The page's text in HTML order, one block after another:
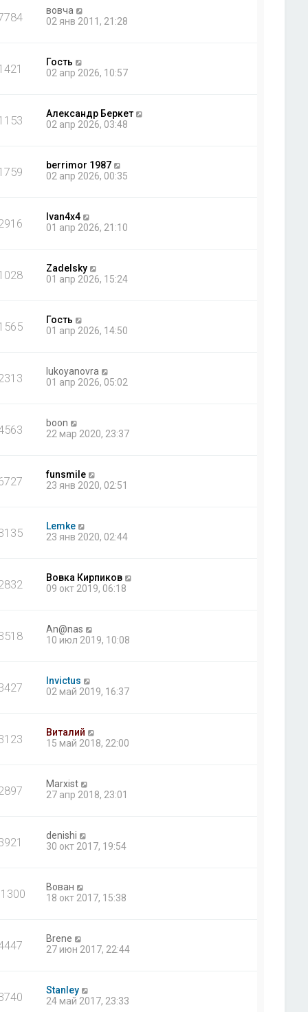
вовча
02 янв 2011, 21:28
Гость
02 апр 2026, 10:57
Александр Беркет
02 апр 2026, 03:48
berrimor 1987
02 апр 2026, 00:35
Ivan4x4
01 апр 2026, 21:10
Zadelsky
01 апр 2026, 15:24
Гость
01 апр 2026, 14:50
lukoyanovra
01 апр 2026, 05:02
boon
22 мар 2020, 23:37
funsmile
23 янв 2020, 02:51
Lemke
23 янв 2020, 02:44
Вовка Кирпиков
09 окт 2019, 06:18
An@nas
10 июл 2019, 10:08
Invictus
02 май 2019, 16:37
Виталий
15 май 2018, 22:00
Marxist
27 апр 2018, 23:01
denishi
30 окт 2017, 19:54
Вован
18 окт 2017, 15:38
Brene
27 июн 2017, 22:44
Stanley
24 май 2017, 23:33